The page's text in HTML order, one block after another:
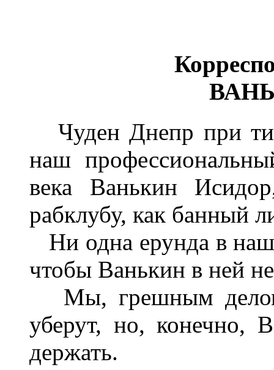
Чуден Днепр при
наш
века Ванькин
рабклубу, как банный
Ни одна ерунда в
чтобы Ванькин в ней
Мы, грешным делом,
уберут, но, конечно,
держать.